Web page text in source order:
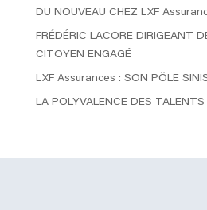
DU NOUVEAU CHEZ LXF
FRÉDÉRIC LACORE DIRIGEANT
CITOYEN ENGAGÉ
LXF Assurances : SON PÔLE
LA POLYVALENCE DES TALENTS